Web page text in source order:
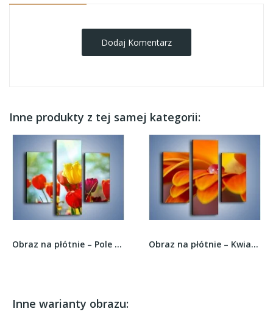
Dodaj Komentarz
Inne produkty z tej samej kategorii:
Obraz na płótnie – Pole polskich tulipanów –... Obraz na płótnie – Kwiatowa pojedyncza łza –...
Inne warianty obrazu: